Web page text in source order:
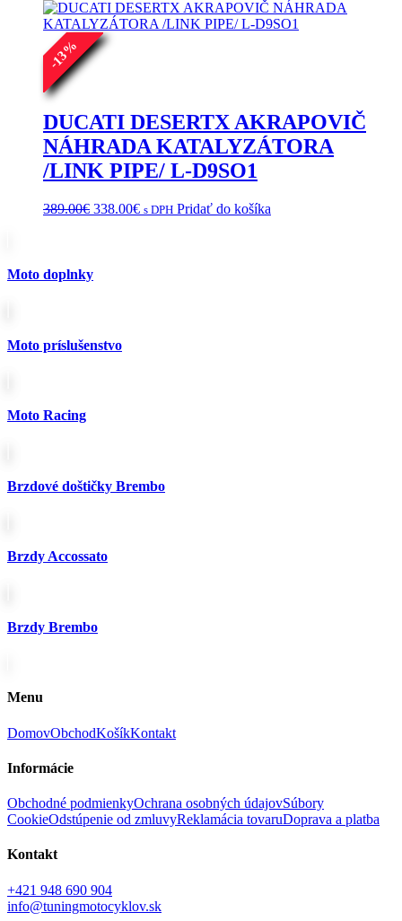
161.00€
variantov.
Možnosti
produktu.
-
13
%
DUCATI DESERTX AKRAPOVIČ
NÁHRADA KATALYZÁTORA
/LINK PIPE/ L-D9SO1
389.00€ Pôvodná
338.00€Aktuálna
s DPH Pridať do košíka
Moto doplnky
Moto príslušenstvo
Moto Racing
Brzdové doštičky Brembo
Brzdy Accossato
Brzdy Brembo
Menu
DomovObchodKošíkKontakt
Informácie
Obchodné podmienkyOchrana osobných údajovSúbory
CookieOdstúpenie od zmluvyReklamácia tovaruDoprava a platba
Kontakt
+421 948 690 904
info@tuningmotocyklov.sk